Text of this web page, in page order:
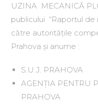
UZINA MECANICĂ
publicului “Raportul de
către autorităţile
Prahova şi anume :
S.U.J. PRAHOVA
AGENŢIA PENTRU
PRAHOVA